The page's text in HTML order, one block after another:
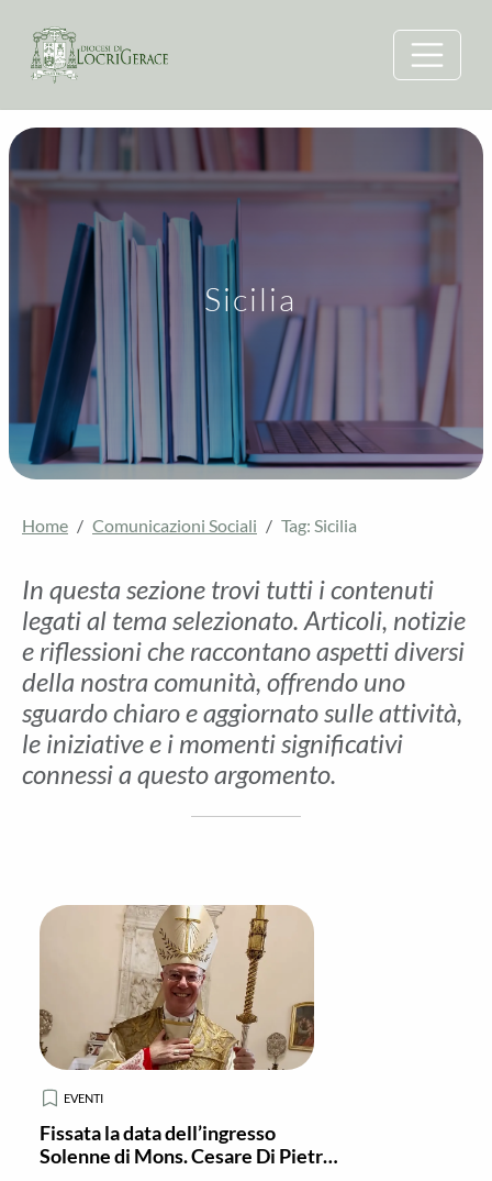
Sicilia
Home Comunicazioni Sociali Tag: Sicilia
In questa sezione trovi tutti i contenuti
legati al tema selezionato. Articoli, notizie
e riflessioni che raccontano aspetti diversi
della nostra comunità, offrendo uno
sguardo chiaro e aggiornato sulle attività,
le iniziative e i momenti significativi
connessi a questo argomento.
EVENTI
Fissata la data dell’ingresso
Solenne di Mons. Cesare Di Pietro